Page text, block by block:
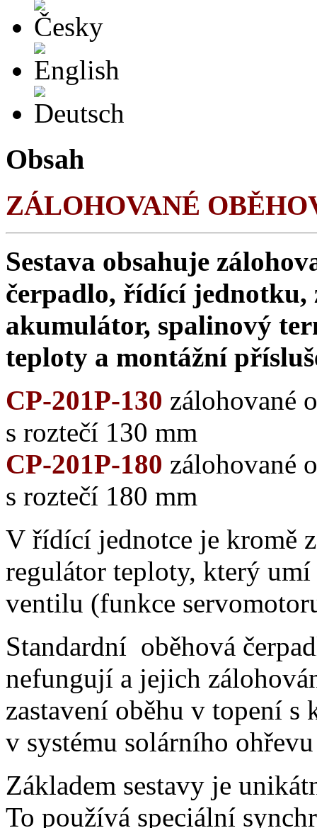
Obsah
ZÁLOHOVANÉ
Sestava obsahuje
čerpadlo, řídící jednotku,
akumulátor, spalinový
teploty a montážní
CP-201P-130 zálohované
s roztečí 130 mm
CP-201P-180 zálohované
s roztečí 180 mm
V řídící jednotce je kromě
regulátor teploty, který
ventilu (funkce
Standardní oběhová
nefungují a jejich
zastavení oběhu v topení s
v systému solárního
Základem sestavy je
To používá speciální